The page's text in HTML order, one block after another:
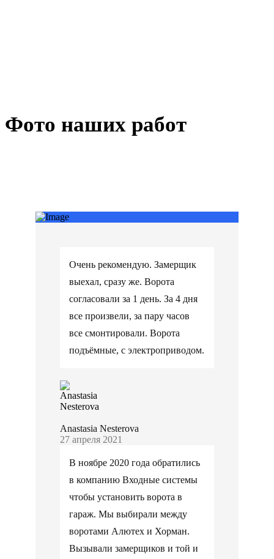
Фото наших работ
Очень рекомендую. Замерщик
выехал, сразу же. Ворота
согласовали за 1 день. За 4 дня
все произвели, за пару часов
все смонтировали. Ворота
подъёмные, с электроприводом.
Anastasia Nesterova
27 апреля 2021
В ноябре 2020 года обратились
в компанию Входные системы
чтобы установить ворота в
гараж. Мы выбирали между
воротами Алютех и Хорман.
Вызывали замерщиков и той и